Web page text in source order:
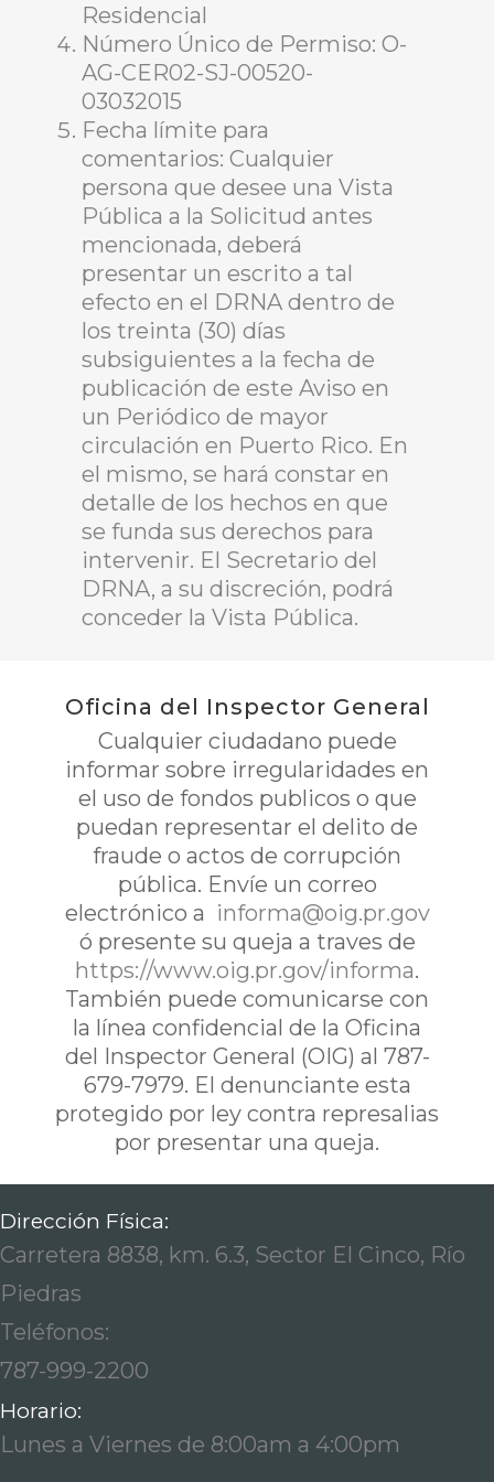
Residencial
Número Único de Permiso: O-
AG-CER02-SJ-00520-
03032015
Fecha límite para
comentarios: Cualquier
persona que desee una Vista
Pública a la Solicitud antes
mencionada, deberá
presentar un escrito a tal
efecto en el DRNA dentro de
los treinta (30) días
subsiguientes a la fecha de
publicación de este Aviso en
un Periódico de mayor
circulación en Puerto Rico. En
el mismo, se hará constar en
detalle de los hechos en que
se funda sus derechos para
intervenir. El Secretario del
DRNA, a su discreción, podrá
conceder la Vista Pública.
Oficina del Inspector General
Cualquier ciudadano puede
informar sobre irregularidades en
el uso de fondos publicos o que
puedan representar el delito de
fraude o actos de corrupción
pública. Envíe un correo
electrónico a informa@oig.pr.gov
ó presente su queja a traves de
https://www.oig.pr.gov/informa.
También puede comunicarse con
la línea confidencial de la Oficina
del Inspector General (OIG) al 787-
679-7979. El denunciante esta
protegido por ley contra represalias
por presentar una queja.
Dirección Física:
Carretera 8838, km. 6.3, Sector El Cinco, Río
Piedras
Teléfonos:
787-999-2200
Horario:
Lunes a Viernes de 8:00am a 4:00pm